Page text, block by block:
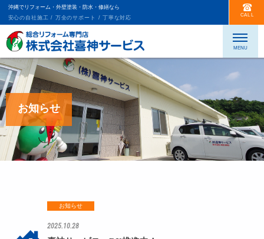
沖縄でリフォーム・外壁塗装・防水・修繕なら
安心の自社施工 / 万全のサポート / 丁寧な対応
CALL
お知らせ
お知らせ
2025.10.28